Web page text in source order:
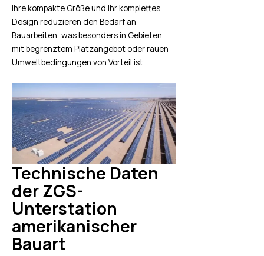
Ihre kompakte Größe und ihr komplettes
Design reduzieren den Bedarf an
Bauarbeiten, was besonders in Gebieten
mit begrenztem Platzangebot oder rauen
Umweltbedingungen von Vorteil ist.
Technische Daten
der ZGS-
Unterstation
amerikanischer
Bauart